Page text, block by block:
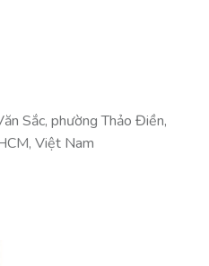
Sắc, phường Thảo Điền,
Việt Nam